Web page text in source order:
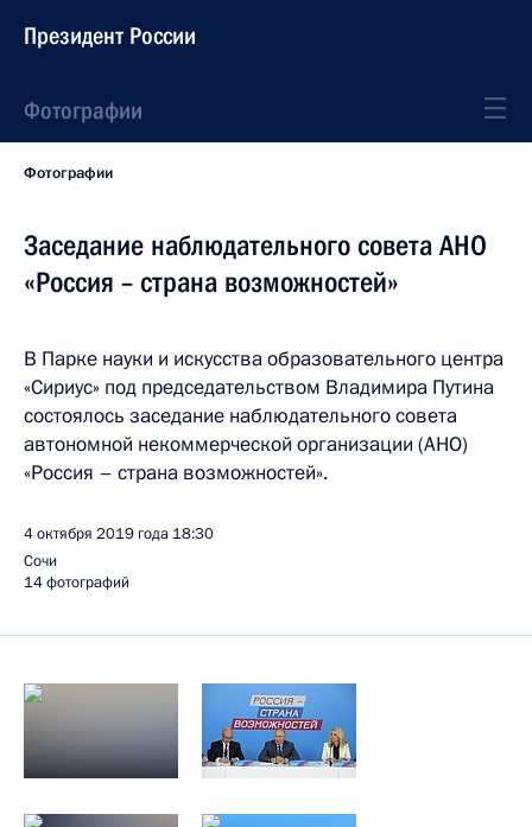
Президент России
Фотографии
Фотографии
Заседание наблюдательного совета АНО
«Россия – страна возможностей»
В Парке науки и искусства образовательного центра
«Сириус» под председательством Владимира Путина
состоялось заседание наблюдательного совета
автономной некоммерческой организации (АНО)
«Россия – страна возможностей».
4 октября 2019 года 18:30
Сочи
14 фотографий